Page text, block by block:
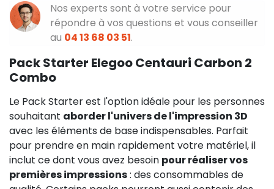
Nos experts sont à votre service pour
répondre à vos questions et vous conseiller
au 04 13 68 03 51.
Pack Starter Elegoo Centauri Carbon 2
Combo
Le Pack Starter est l'option idéale pour les personnes
souhaitant aborder l'univers de l'impression 3D
avec les éléments de base indispensables. Parfait
pour prendre en main rapidement votre matériel, il
inclut ce dont vous avez besoin pour réaliser vos
premières impressions: des consommables de